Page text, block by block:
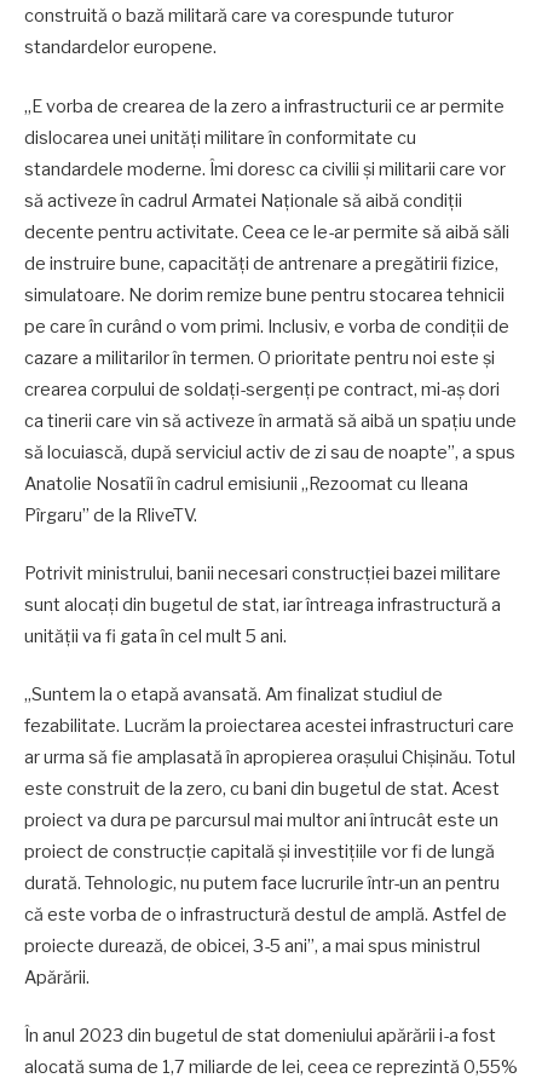
construită o bază militară care va corespunde tuturor
standardelor europene.
„E vorba de crearea de la zero a infrastructurii ce ar permite
dislocarea unei unități militare în conformitate cu
standardele moderne. Îmi doresc ca civilii și militarii care vor
să activeze în cadrul Armatei Naționale să aibă condiții
decente pentru activitate. Ceea ce le-ar permite să aibă săli
de instruire bune, capacități de antrenare a pregătirii fizice,
simulatoare. Ne dorim remize bune pentru stocarea tehnicii
pe care în curând o vom primi. Inclusiv, e vorba de condiții de
cazare a militarilor în termen. O prioritate pentru noi este și
crearea corpului de soldați-sergenți pe contract, mi-aș dori
ca tinerii care vin să activeze în armată să aibă un spațiu unde
să locuiască, după serviciul activ de zi sau de noapte”, a spus
Anatolie Nosatîi în cadrul emisiunii „Rezoomat cu Ileana
Pîrgaru” de la RliveTV.
Potrivit ministrului, banii necesari construcției bazei militare
sunt alocați din bugetul de stat, iar întreaga infrastructură a
unității va fi gata în cel mult 5 ani.
„Suntem la o etapă avansată. Am finalizat studiul de
fezabilitate. Lucrăm la proiectarea acestei infrastructuri care
ar urma să fie amplasată în apropierea orașului Chișinău. Totul
este construit de la zero, cu bani din bugetul de stat. Acest
proiect va dura pe parcursul mai multor ani întrucât este un
proiect de construcție capitală și investițiile vor fi de lungă
durată. Tehnologic, nu putem face lucrurile într-un an pentru
că este vorba de o infrastructură destul de amplă. Astfel de
proiecte durează, de obicei, 3-5 ani”, a mai spus ministrul
Apărării.
În anul 2023 din bugetul de stat domeniului apărării i-a fost
alocată suma de 1,7 miliarde de lei, ceea ce reprezintă 0,55%